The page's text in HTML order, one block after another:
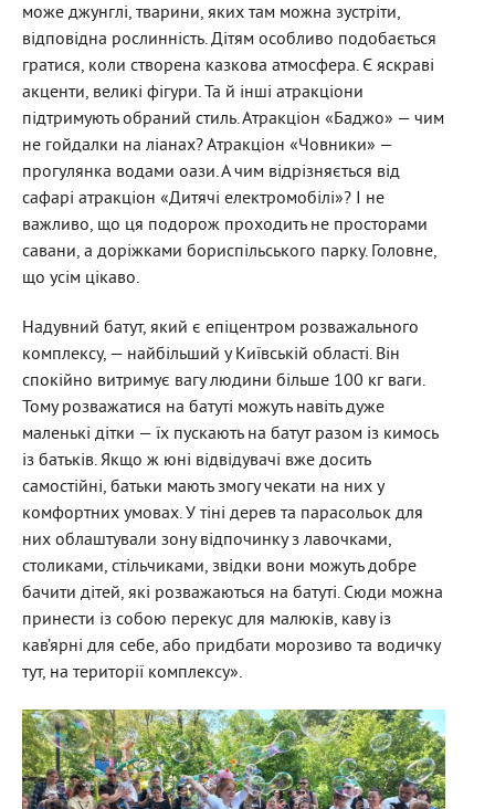
може джунглі, тварини, яких там можна зустріти,
відповідна рослинність. Дітям особливо подобається
гратися, коли створена казкова атмосфера. Є яскраві
акценти, великі фігури. Та й інші атракціони
підтримують обраний стиль. Атракціон «Баджо» — чим
не гойдалки на ліанах? Атракціон «Човники» —
прогулянка водами оази. А чим відрізняється від
сафарі атракціон «Дитячі електромобілі»? І не
важливо, що ця подорож проходить не просторами
савани, а доріжками бориспільського парку. Головне,
що усім цікаво.
Надувний батут, який є епіцентром розважального
комплексу, — найбільший у Київській області. Він
спокійно витримує вагу людини більше 100 кг ваги.
Тому розважатися на батуті можуть навіть дуже
маленькі дітки — їх пускають на батут разом із кимось
із батьків. Якщо ж юні відвідувачі вже досить
самостійні, батьки мають змогу чекати на них у
комфортних умовах. У тіні дерев та парасольок для
них облаштували зону відпочинку з лавочками,
столиками, стільчиками, звідки вони можуть добре
бачити дітей, які розважаються на батуті. Сюди можна
принести із собою перекус для малюків, каву із
кав’ярні для себе, або придбати морозиво та водичку
тут, на території комплексу».